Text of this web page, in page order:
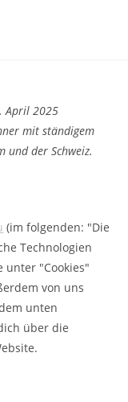
April 2025
mit ständigem
und der Schweiz.
(im folgenden: "Die
Technologien
unter "Cookies"
von uns
unten
über die